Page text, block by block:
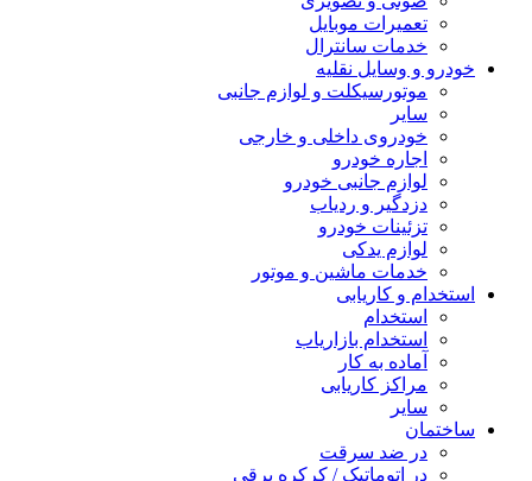
تعمیرات موبایل
خدمات سانترال
خودرو و وسایل نقلیه
موتورسیکلت و لوازم جانبی
سایر
خودروی داخلی و خارجی
اجاره خودرو
لوازم جانبی خودرو
دزدگیر و ردیاب
تزئینات خودرو
لوازم یدکی
خدمات ماشین و موتور
استخدام و کاریابی
استخدام
استخدام بازاریاب
آماده به کار
مراکز کاریابی
سایر
ساختمان
در ضد سرقت
در اتوماتیک / کرکره برقی